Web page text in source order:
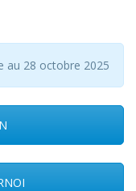
au 28 octobre 2025